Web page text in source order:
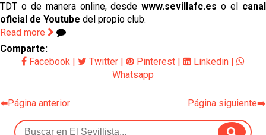
TDT o de manera online, desdewww.sevillafc.es o el canal
oficial de Youtube del propio club.
Read more
Comparte:
Facebook
Twitter Pinterest Linkedin
Whatsapp
⬅️Página anterior Página siguiente➡️